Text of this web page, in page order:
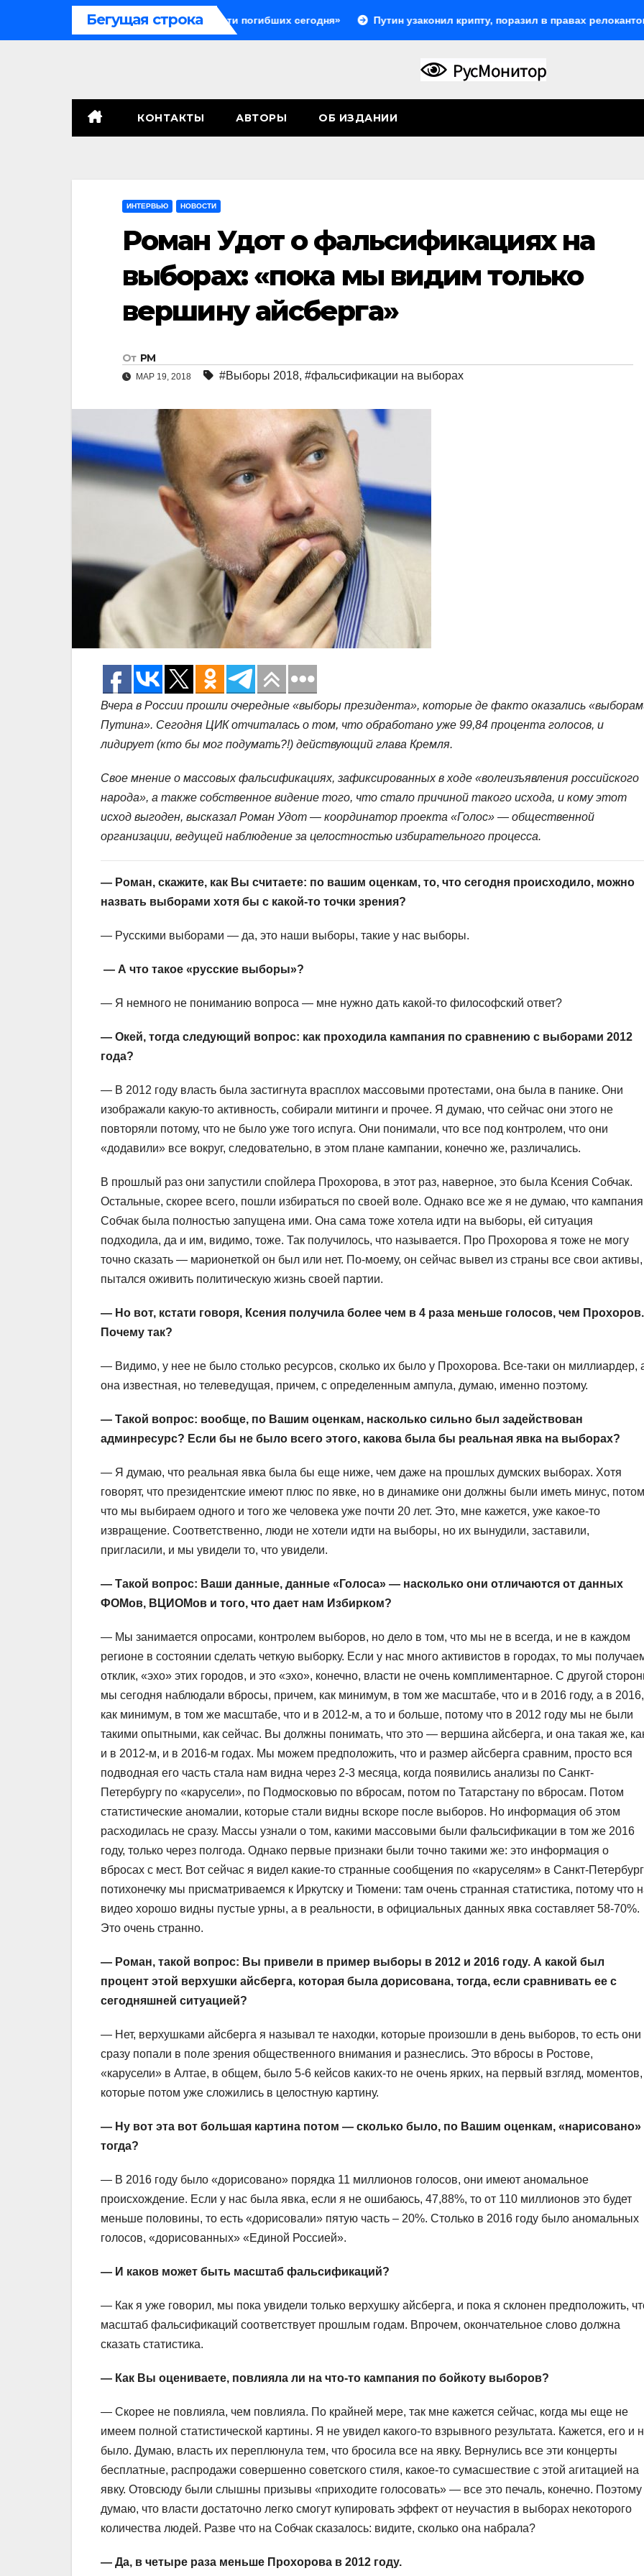
Бегущая строка
средства могли бы спасти погибших сегодня» Путин узаконил крипту, поразил в правах релокантов,
КОНТАКТЫ АВТОРЫ ОБ ИЗДАНИИ
ИНТЕРВЬЮ НОВОСТИ
Роман Удот о фальсификациях на
выборах: «пока мы видим только
вершину айсберга»
От РМ
МАР 19, 2018 #Выборы 2018, #фальсификации на выборах
Вчера в России прошли очередные «выборы президента», которые де факто оказались
Путина». Сегодня ЦИК отчиталась о том, что обработано уже 99,84 процента голосов, и
лидирует (кто бы мог подумать?!) действующий глава Кремля.
Свое мнение о массовых фальсификациях, зафиксированных в ходе «волеизъявления российского
народа», а также собственное видение того, что стало причиной такого исхода, и кому этот
исход выгоден, высказал Роман Удот — координатор проекта «Голос» — общественной
организации, ведущей наблюдение за целостностью избирательного процесса.
— Роман, скажите, как Вы считаете: по вашим оценкам, то, что сегодня происходило, можно
назвать выборами хотя бы с какой-то точки зрения?
— Русскими выборами — да, это наши выборы, такие у нас выборы.
— А что такое «русские выборы»?
— Я немного не пониманию вопроса — мне нужно дать какой-то философский ответ?
— Окей, тогда следующий вопрос: как проходила кампания по сравнению с выборами 2012
года?
— В 2012 году власть была застигнута врасплох массовыми протестами, она была в панике. Они
изображали какую-то активность, собирали митинги и прочее. Я думаю, что сейчас они этого не
повторяли потому, что не было уже того испуга. Они понимали, что все под контролем, что они
«додавили» все вокруг, следовательно, в этом плане кампании, конечно же, различались.
В прошлый раз они запустили спойлера Прохорова, в этот раз, наверное, это была Ксения Собчак.
Остальные, скорее всего, пошли избираться по своей воле. Однако все же я не думаю, что кампания
Собчак была полностью запущена ими. Она сама тоже хотела идти на выборы, ей ситуация
подходила, да и им, видимо, тоже. Так получилось, что называется. Про Прохорова я тоже не могу
точно сказать — марионеткой он был или нет. По-моему, он сейчас вывел из страны все свои активы,
пытался оживить политическую жизнь своей партии.
— Но вот, кстати говоря, Ксения получила более чем в 4 раза меньше голосов, чем Прохоров.
Почему так?
— Видимо, у нее не было столько ресурсов, сколько их было у Прохорова. Все-таки он миллиардер,
она известная, но телеведущая, причем, с определенным ампула, думаю, именно поэтому.
— Такой вопрос: вообще, по Вашим оценкам, насколько сильно был задействован
админресурс? Если бы не было всего этого, какова была бы реальная явка на выборах?
— Я думаю, что реальная явка была бы еще ниже, чем даже на прошлых думских выборах. Хотя
говорят, что президентские имеют плюс по явке, но в динамике они должны были иметь минус,
что мы выбираем одного и того же человека уже почти 20 лет. Это, мне кажется, уже какое-то
извращение. Соответственно, люди не хотели идти на выборы, но их вынудили, заставили,
пригласили, и мы увидели то, что увидели.
— Такой вопрос: Ваши данные, данные «Голоса» — насколько они отличаются от данных
ФОМов, ВЦИОМов и того, что дает нам Избирком?
— Мы занимается опросами, контролем выборов, но дело в том, что мы не в всегда, и не в каждом
регионе в состоянии сделать четкую выборку. Если у нас много активистов в городах, то мы
отклик, «эхо» этих городов, и это «эхо», конечно, власти не очень комплиментарное. С другой
мы сегодня наблюдали вбросы, причем, как минимум, в том же масштабе, что и в 2016 году, а в 2016,
как минимум, в том же масштабе, что и в 2012-м, а то и больше, потому что в 2012 году мы не были
такими опытными, как сейчас. Вы должны понимать, что это — вершина айсберга, и она такая же,
и в 2012-м, и в 2016-м годах. Мы можем предположить, что и размер айсберга сравним, просто вся
подводная его часть стала нам видна через 2-3 месяца, когда появились анализы по Санкт-
Петербургу по «карусели», по Подмосковью по вбросам, потом по Татарстану по вбросам. Потом
статистические аномалии, которые стали видны вскоре после выборов. Но информация об этом
расходилась не сразу. Массы узнали о том, какими массовыми были фальсификации в том же 2016
году, только через полгода. Однако первые признаки были точно такими же: это информация о
вбросах с мест. Вот сейчас я видел какие-то странные сообщения по «каруселям» в Санкт-
потихонечку мы присматриваемся к Иркутску и Тюмени: там очень странная статистика, потому что
видео хорошо видны пустые урны, а в реальности, в официальных данных явка составляет 58-70%.
Это очень странно.
— Роман, такой вопрос: Вы привели в пример выборы в 2012 и 2016 году. А какой был
процент этой верхушки айсберга, которая была дорисована, тогда, если сравнивать ее с
сегодняшней ситуацией?
— Нет, верхушками айсберга я называл те находки, которые произошли в день выборов, то есть они
сразу попали в поле зрения общественного внимания и разнеслись. Это вбросы в Ростове,
«карусели» в Алтае, в общем, было 5-6 кейсов каких-то не очень ярких, на первый взгляд, моментов,
которые потом уже сложились в целостную картину.
— Ну вот эта вот большая картина потом — сколько было, по Вашим оценкам, «нарисовано»
тогда?
— В 2016 году было «дорисовано» порядка 11 миллионов голосов, они имеют аномальное
происхождение. Если у нас была явка, если я не ошибаюсь, 47,88%, то от 110 миллионов это будет
меньше половины, то есть «дорисовали» пятую часть – 20%. Столько в 2016 году было аномальных
голосов, «дорисованных» «Единой Россией».
— И каков может быть масштаб фальсификаций?
— Как я уже говорил, мы пока увидели только верхушку айсберга, и пока я склонен предположить,
масштаб фальсификаций соответствует прошлым годам. Впрочем, окончательное слово должна
сказать статистика.
— Как Вы оцениваете, повлияла ли на что-то кампания по бойкоту выборов?
— Скорее не повлияла, чем повлияла. По крайней мере, так мне кажется сейчас, когда мы еще не
имеем полной статистической картины. Я не увидел какого-то взрывного результата. Кажется, его и
было. Думаю, власть их переплюнула тем, что бросила все на явку. Вернулись все эти концерты
бесплатные, распродажи совершенно советского стиля, какое-то сумасшествие с этой агитацией на
явку. Отовсюду были слышны призывы «приходите голосовать» — все это печаль, конечно. Поэтому
думаю, что власти достаточно легко смогут купировать эффект от неучастия в выборах некоторого
количества людей. Разве что на Собчак сказалось: видите, сколько она набрала?
— Да, в четыре раза меньше Прохорова в 2012 году.